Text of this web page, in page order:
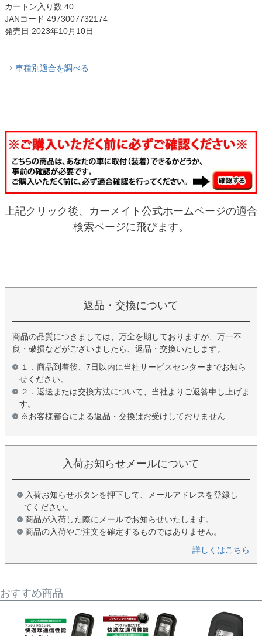
カートン入り数 40
JANコード 4973007732174
発売日 2023年10月10日
⇒ 車種別適合を調べる
.
上記クリック後、カーメイト公式ホームページの適合
検索ページに飛びます。
返品・交換について
商品の品質につきましては、万全を期しておりますが、万一不
良・破損などがございましたら、返品・交換いたします。
１．商品到着後、7日以内に当社サービスセンターまでお知ら
せください。
２．返送または交換方法について、当社よりご返答申し上げま
す。
※お客様都合による返品・交換はお受けしておりません
入荷お知らせメールについて
入荷お知らせボタンを押下して、メールアドレスを登録し
てください。
商品が入荷した際にメールでお知らせいたします。
商品の入荷やご注文を確定するものではありません。
詳しくはこちら
おすすめ商品